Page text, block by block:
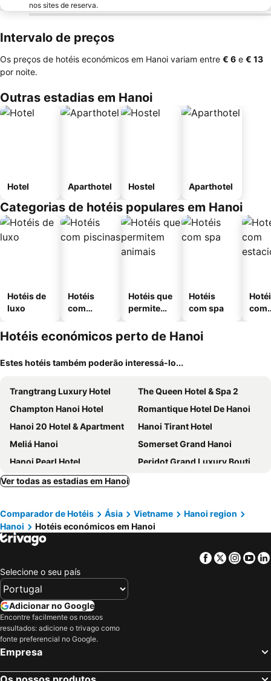
nos sites de reserva.
Intervalo de preços
Os preços de hotéis económicos em Hanoi variam entre ‎€ 6 e ‎€ 13
por noite.
Outras estadias em Hanoi
Hotel Aparthotel Hostel Aparthotel
Categorias de hotéis populares em Hanoi
Hotéis de
luxo
Hotéis
com
Hotéis que
permitem
Hotéis
com spa
com
Hotéis económicos perto de Hanoi
Estes hotéis também poderão interessá-lo...
Trangtrang Luxury Hotel
The Queen Hotel & Spa 2
Champton Hanoi Hotel
Romantique Hotel De Hanoi
Hanoi 20 Hotel & Apartment
Hanoi Tirant Hotel
Meliá Hanoi
Somerset Grand Hanoi
Hanoi Pearl Hotel
Peridot Grand Luxury Boutique Hotel
GRAND HOTEL du LAC Hanoi
MAY DE VILLE Lakeside Hotel
Classyc Hotel
Splendid Star Grand Hotel & Spa
Oriental Suites Hotel & Spa
Hanoi Aria Central Hotel & Spa
Hanoi Center Silk Premium Hotel & Spa & Travel
Golden Rooster Hotel
Flora Centre Hotel & Spa
Meritel Hanoi
HOTEL de LAGOM
Elite Central Hotel Hanoi
Eliana Premio Hanoi Hotel
Luxor Boutique Hotel
Hanoi Lakeside Premium Hotel
Ver todas as estadias em Hanoi
Comparador de Hotéis Ásia Vietname
Hanoi region
Hanoi
Hotéis económicos em Hanoi
Facebook
Twitter
Selecione o seu país
Adicionar no Google
Encontre facilmente os nossos
resultados: adicione o trivago como
fonte preferencial no Google.
Empresa